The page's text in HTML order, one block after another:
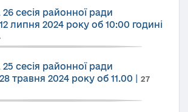
сесія районної ради
липня 2024 року об 10:00 годині
сесія районної ради
травня 2024 року об 11.00
27